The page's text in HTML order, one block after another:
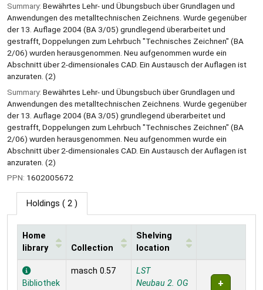
Summary: Bewährtes Lehr- und Übungsbuch über Grundlagen und
Anwendungen des metalltechnischen Zeichnens. Wurde gegenüber
der 13. Auflage 2004 (BA 3/05) grundlegend überarbeitet und
gestrafft, Doppelungen zum Lehrbuch "Technisches Zeichnen" (BA
2/06) wurden herausgenommen. Neu aufgenommen wurde ein
Abschnitt über 2-dimensionales CAD. Ein Austausch der Auflagen ist
anzuraten. (2)
Summary: Bewährtes Lehr- und Übungsbuch über Grundlagen und
Anwendungen des metalltechnischen Zeichnens. Wurde gegenüber
der 13. Auflage 2004 (BA 3/05) grundlegend überarbeitet und
gestrafft, Doppelungen zum Lehrbuch "Technisches Zeichnen" (BA
2/06) wurden herausgenommen. Neu aufgenommen wurde ein
Abschnitt über 2-dimensionales CAD. Ein Austausch der Auflagen ist
anzuraten. (2)
PPN: 1602005672
Holdings ( 2 )
Holdings
Home
library
Collection
Shelving
location
Bibliothek
masch 0.57
LST
Neubau 2. OG